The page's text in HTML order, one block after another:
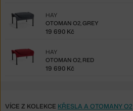
OTOMAN O2, GREY
HAY
19 690 Kč
OTOMAN O2, RED
HAY
19 690 Kč
VÍCE Z KOLEKCE KŘESLA A OTOMANY O2